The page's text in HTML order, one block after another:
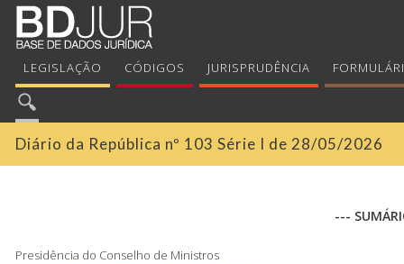
LEGISLAÇÃO CÓDIGOS JURISPRUDÊNCIA
Diário da República nº 103 Série I de 28/05/2026
---
Presidência do Conselho de Ministros